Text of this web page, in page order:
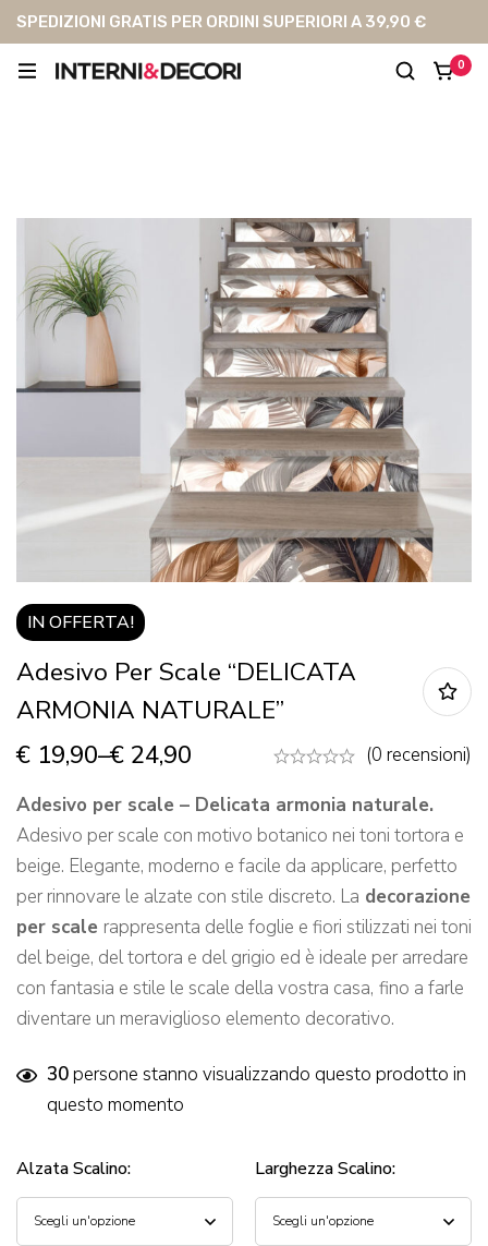
SPEDIZIONI GRATIS PER ORDINI SUPERIORI A 39,90 €
0
IN OFFERTA!
Adesivo Per Scale “DELICATA
ARMONIA NATURALE”
€ 19,90–€ 24,90
(0 recensioni)
Adesivo per scale – Delicata armonia naturale.
Adesivo per scale con motivo botanico nei toni tortora e
beige. Elegante, moderno e facile da applicare, perfetto
per rinnovare le alzate con stile discreto. La decorazione
per scale rappresenta delle foglie e fiori stilizzati nei toni
del beige, del tortora e del grigio ed è ideale per arredare
con fantasia e stile le scale della vostra casa, fino a farle
diventare un meraviglioso elemento decorativo.
30persone stanno visualizzando questo prodotto in
questo momento
Alzata Scalino: Larghezza Scalino: